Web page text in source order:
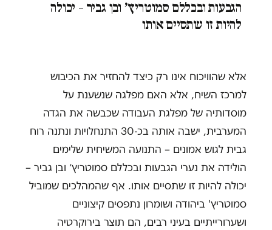
הגבעות ובכללם סמוטריץ׳ ובן גביר – יכולה
להיות זו שתסיים אותו
אלא שהוויכוח אינו רק כיצד להחזיר את הכיבוש
למרכז השיח, אלא האם מפלגה שנשענת על
מוסדותיה של מפלגת העבודה שכבשה את הגדה
המערבית, ישבה אותה בכ-30 התנחלויות ונתנה רוח
גבית לגוש אמונים – התנועה המשיחית שלימים
הולידה את נערי הגבעות ובכללם סמוטריץ׳ ובן גביר –
יכולה להיות זו שתסיים אותו. אף שהמהלכים שמוביל
סמוטריץ' ביהודה ושומרון נתפסים קיצוניים
ושערורייתיים בעיני רבים, הם תוצר בירוקרטיה